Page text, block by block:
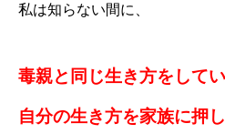
私は知らない間に、
毒親と同じ生き方をしてい
自分の生き方を家族に押